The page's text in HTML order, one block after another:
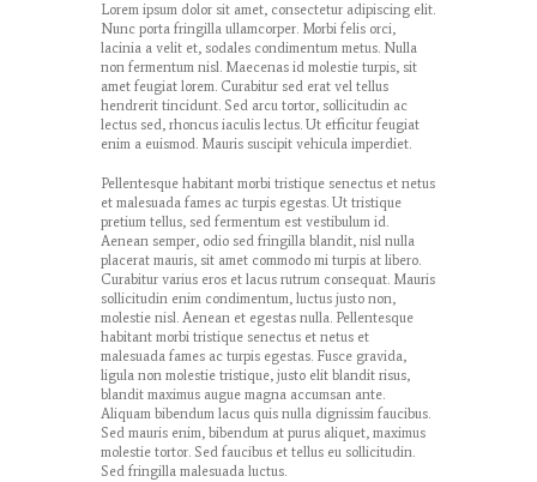
Lorem ipsum dolor sit amet, consectetur adipiscing elit.
Nunc porta fringilla ullamcorper. Morbi felis orci,
lacinia a velit et, sodales condimentum metus. Nulla
non fermentum nisl. Maecenas id molestie turpis, sit
amet feugiat lorem. Curabitur sed erat vel tellus
hendrerit tincidunt. Sed arcu tortor, sollicitudin ac
lectus sed, rhoncus iaculis lectus. Ut efficitur feugiat
enim a euismod. Mauris suscipit vehicula imperdiet.
Pellentesque habitant morbi tristique senectus et netus
et malesuada fames ac turpis egestas. Ut tristique
pretium tellus, sed fermentum est vestibulum id.
Aenean semper, odio sed fringilla blandit, nisl nulla
placerat mauris, sit amet commodo mi turpis at libero.
Curabitur varius eros et lacus rutrum consequat. Mauris
sollicitudin enim condimentum, luctus justo non,
molestie nisl. Aenean et egestas nulla. Pellentesque
habitant morbi tristique senectus et netus et
malesuada fames ac turpis egestas. Fusce gravida,
ligula non molestie tristique, justo elit blandit risus,
blandit maximus augue magna accumsan ante.
Aliquam bibendum lacus quis nulla dignissim faucibus.
Sed mauris enim, bibendum at purus aliquet, maximus
molestie tortor. Sed faucibus et tellus eu sollicitudin.
Sed fringilla malesuada luctus.